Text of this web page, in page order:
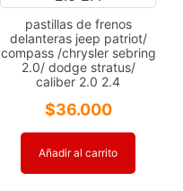
pastillas de frenos
delanteras jeep patriot/
compass /chrysler sebring
2.0/ dodge stratus/
caliber 2.0 2.4
$36.000
Añadir al carrito